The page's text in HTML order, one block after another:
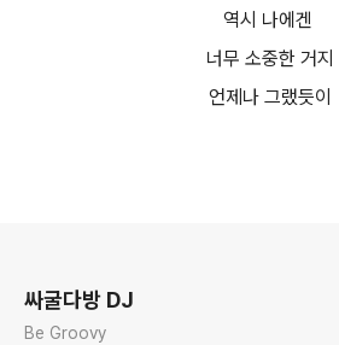
역시 나에겐
너무 소중한 거지
언제나 그랬듯이
싸굴다방 DJ
Be Groovy